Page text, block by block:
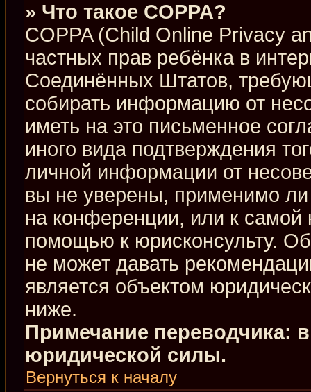
» Что такое COPPA?
COPPA (Child Online Privacy
частных прав ребёнка в
Соединённых Штатов,
собирать информацию от
иметь на это письменное
иного вида подтверждения
личной информации от
вы не уверены, применимо
на конференции, или к самой
помощью к юрисконсульту.
не может давать
является объектом
ниже.
Примечание переводчика:
юридической силы.
Вернуться к началу